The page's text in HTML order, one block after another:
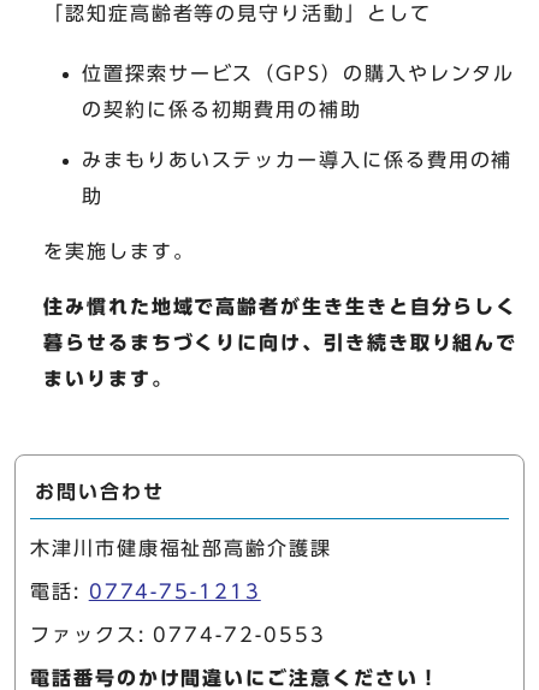
「認知症高齢者等の見守り活動」として
位置探索サービス（GPS）の購入やレンタル
の契約に係る初期費用の補助
みまもりあいステッカー導入に係る費用の補
助
を実施します。
住み慣れた地域で高齢者が生き生きと自分らしく
暮らせるまちづくりに向け、引き続き取り組んで
まいります。
お問い合わせ
木津川市健康福祉部高齢介護課
電話: 0774-75-1213
ファックス: 0774-72-0553
電話番号のかけ間違いにご注意ください！